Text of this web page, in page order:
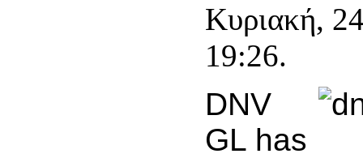
Κυριακή,
19:26.
DNV
GL has